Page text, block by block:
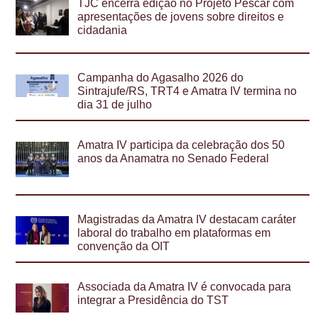
TJC encerra edição no Projeto Pescar com
apresentações de jovens sobre direitos e
cidadania
Campanha do Agasalho 2026 do
Sintrajufe/RS, TRT4 e Amatra IV termina no
dia 31 de julho
Amatra IV participa da celebração dos 50
anos da Anamatra no Senado Federal
Magistradas da Amatra IV destacam caráter
laboral do trabalho em plataformas em
convenção da OIT
Associada da Amatra IV é convocada para
integrar a Presidência do TST